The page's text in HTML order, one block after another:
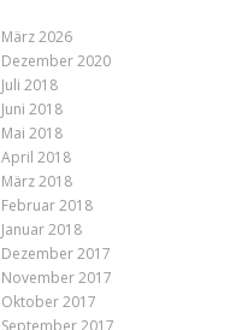
März 2026
Dezember 2020
Juli 2018
Juni 2018
Mai 2018
April 2018
März 2018
Februar 2018
Januar 2018
Dezember 2017
November 2017
Oktober 2017
September 2017